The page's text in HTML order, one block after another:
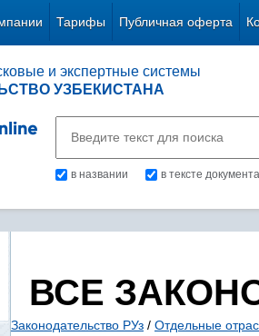
Тарифы Публичная оферта
и экспертные системы
УЗБЕКИСТАНА
в названии в тексте документа
ВСЕ
Законодательство РУз / Отдельные